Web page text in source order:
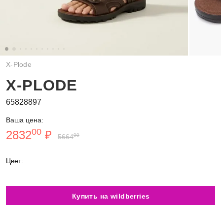
X-Plode
X-PLODE
65828897
Ваша цена:
283200 ₽ 566400
Цвет:
Купить на wildberries